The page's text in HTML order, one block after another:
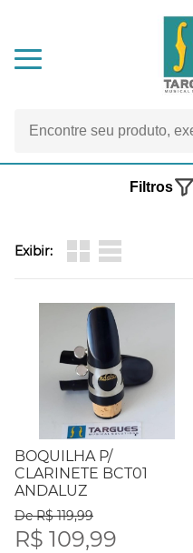
Exibir:
Filtros
BOQUILHA P/
CLARINETE BCT01
ANDALUZ
De R$ 119,99
R$ 109,99